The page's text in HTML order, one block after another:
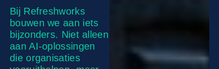
Bij Refreshworks
bouwen we aan iets
bijzonders. Niet alleen
aan AI-oplossingen
die organisaties